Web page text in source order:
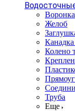
Воронка
Желоб
Колено
Труба
Еще